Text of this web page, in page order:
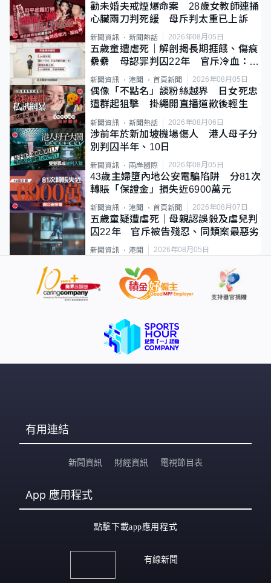
勸未婚夫戒煙爆命案 28歲女教師連捅
心臟兩刀判死緩 母斥判太重已上訴
新聞資訊 新聞熱話 2026年08月05日
五歲童遭虐死｜解剖揭長期捱餓、傷痕
纍纍 母認罪判囚22年 官斥冷血：同
類案最惡劣
新聞資訊 港聞 首頁新聞 2026年08月05日
偶像「不點名」談粉絲越界 日女死忠
遭群起狙擊 掛繩開直播道歉後輕生
新聞資訊 新聞熱話 2026年08月06日
涉前年於新加坡機場傷人 港人母子分
別判囚半年、10日
新聞資訊 兩岸國際 2026年08月05日
43歲主婦墮內地公安電騙陷阱 分81次
轉賬「保證金」損失近6900萬元
新聞資訊 港聞 首頁新聞 2026年08月07日
五歲童疑遭虐死｜母親認誤殺及虐兒判
囚22年 官斥被告殘忍、同類案最惡劣
新聞資訊 港聞 2026年08月05日
有用連結
新聞資訊 財經資訊 電視節目表
App 應用程式
點擊下載app應用程式
有線新聞